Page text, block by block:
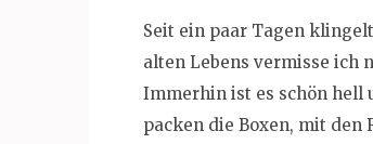
Seit ein paar Tagen
alten Lebens vermisse ich
Immerhin ist es schön hell
packen die Boxen, mit den